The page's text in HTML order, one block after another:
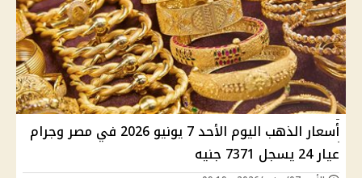
أسعار الذهب اليوم الأحد 7 يونيو 2026 في مصر وجرام
عيار 24 يسجل 7371 جنيه